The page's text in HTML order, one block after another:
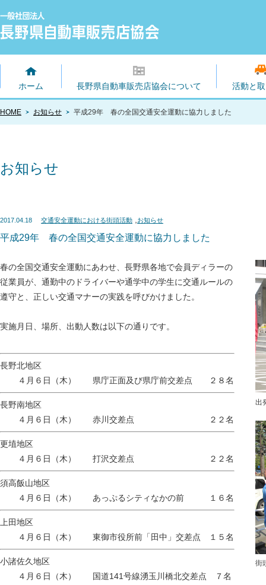
ホーム 長野県自動車販売店協会について 活動と
HOME お知らせ 平成29年 春の全国交通安全運動に協力しました
お知らせ
2017.04.18 交通安全運動における街頭活動 お知らせ
平成29年 春の全国交通安全運動に協力しました
出
街
春の全国交通安全運動にあわせ、長野県各地で会員ディラーの
従業員が、通勤中のドライバーや通学中の学生に交通ルールの
遵守と、正しい交通マナーの実践を呼びかけました。
実施月日、場所、出動人数は以下の通りです。
長野北地区
４月６日（木） 県庁正面及び県庁前交差点 ２８名
長野南地区
４月６日（木） 赤川交差点 ２２名
更埴地区
４月６日（木） 打沢交差点 ２２名
須高飯山地区
４月６日（木） あっぷるシティなかの前 １６名
上田地区
４月６日（木） 東御市役所前「田中」交差点 １５名
小諸佐久地区
４月６日（木） 国道141号線湧玉川橋北交差点 ７名